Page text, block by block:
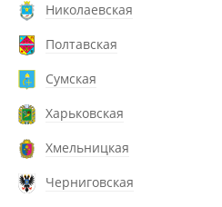
Николаевская
Полтавская
Сумская
Харьковская
Хмельницкая
Черниговская